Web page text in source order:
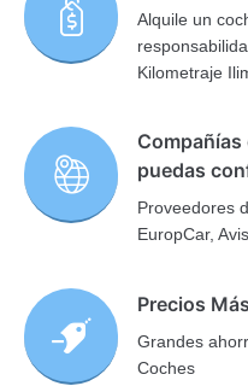
Alquile un
Kilometraje
puedas
Proveedores
EuropCar, Avis
Precios
Grandes
Coches